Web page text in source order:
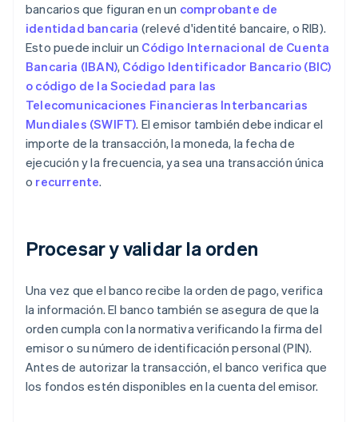
bancarios que figuran en un comprobante de
identidad bancaria (relevé d'identité bancaire, o RIB).
Esto puede incluir un Código Internacional de Cuenta
Bancaria (IBAN), Código Identificador Bancario (BIC)
o código de la Sociedad para las
Telecomunicaciones Financieras Interbancarias
Mundiales (SWIFT). El emisor también debe indicar el
importe de la transacción, la moneda, la fecha de
ejecución y la frecuencia, ya sea una transacción única
o recurrente.
Procesar y validar la orden
Una vez que el banco recibe la orden de pago, verifica
la información. El banco también se asegura de que la
orden cumpla con la normativa verificando la firma del
emisor o su número de identificación personal (PIN).
Antes de autorizar la transacción, el banco verifica que
los fondos estén disponibles en la cuenta del emisor.